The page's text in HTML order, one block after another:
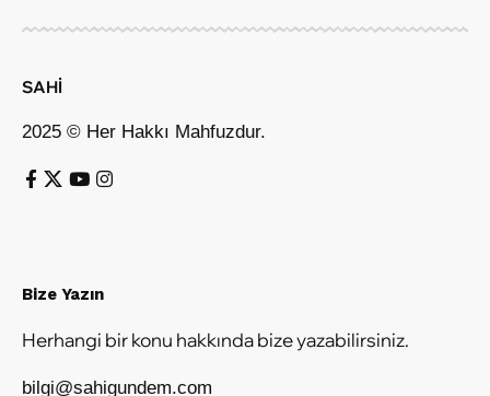
SAHİ
2025 © Her Hakkı Mahfuzdur.
Bize Yazın
Herhangi bir konu hakkında bize yazabilirsiniz.
bilgi@sahigundem.com